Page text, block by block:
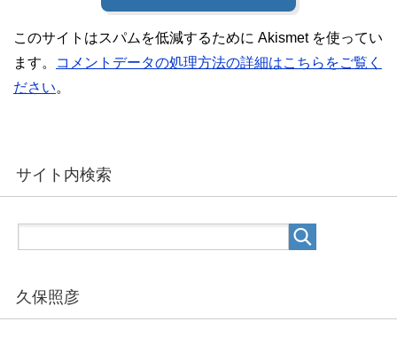
このサイトはスパムを低減するために Akismet を使ってい
ます。
コメントデータの処理方法の詳細はこちらをご覧く
ださい。
サイト内検索
久保照彦